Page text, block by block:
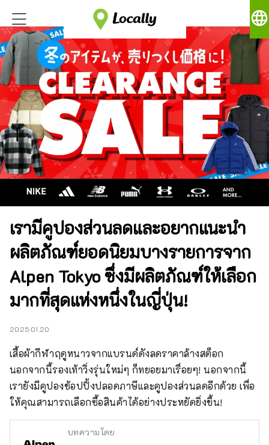
language
เรามีคูปองส่วนลดและอยากแนะนำ
ผลิตภัณฑ์ยอดนิยมบางรายการจาก
Alpen Tokyo ซึ่งมีผลิตภัณฑ์ให้เลือก
มากที่สุดแห่งหนึ่งในญี่ปุ่น!
2025.01.20
เสื้อผ้ากีฬาฤดูหนาวจากแบรนด์ดังลดราคาล้างสต็อก
นอกจากนี้รองเท้าวิ่งรุ่นใหม่ๆ ก็ทยอยมาเรื่อยๆ! นอกจากนี้
เรายังมีคูปองช้อปปิ้งปลอดภาษีและคูปองส่วนลดอีกด้วย เพื่อ
ให้คุณสามารถเลือกซื้อสินค้าได้อย่างประหยัดยิ่งขึ้น!
บทความโดย